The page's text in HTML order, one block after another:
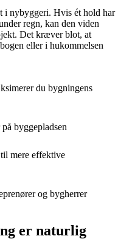
i nybyggeri. Hvis ét hold har
regn, kan den viden
Det kræver blot, at
eller i hukommelsen
du bygningens
byggepladsen
mere effektive
og bygherrer
er naturlig